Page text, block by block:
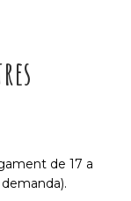
de 17 a